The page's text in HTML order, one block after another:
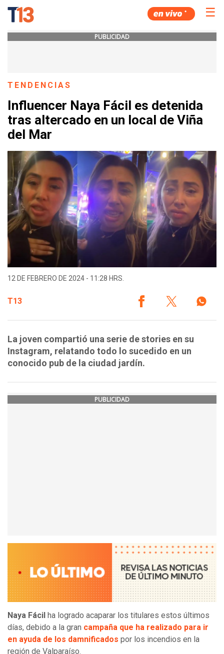
☰
PUBLICIDAD
TENDENCIAS
Influencer Naya Fácil es detenida
tras altercado en un local de Viña
del Mar
12 DE FEBRERO DE 2024 - 11:28 HRS.
T13
La joven compartió una serie de stories en su
Instagram, relatando todo lo sucedido en un
conocido pub de la ciudad jardín.
PUBLICIDAD
Naya Fácil ha logrado acaparar los titulares estos últimos
días, debido a la gran campaña que ha realizado para ir
en ayuda de los damnificados por los incendios en la
región de Valparaíso.